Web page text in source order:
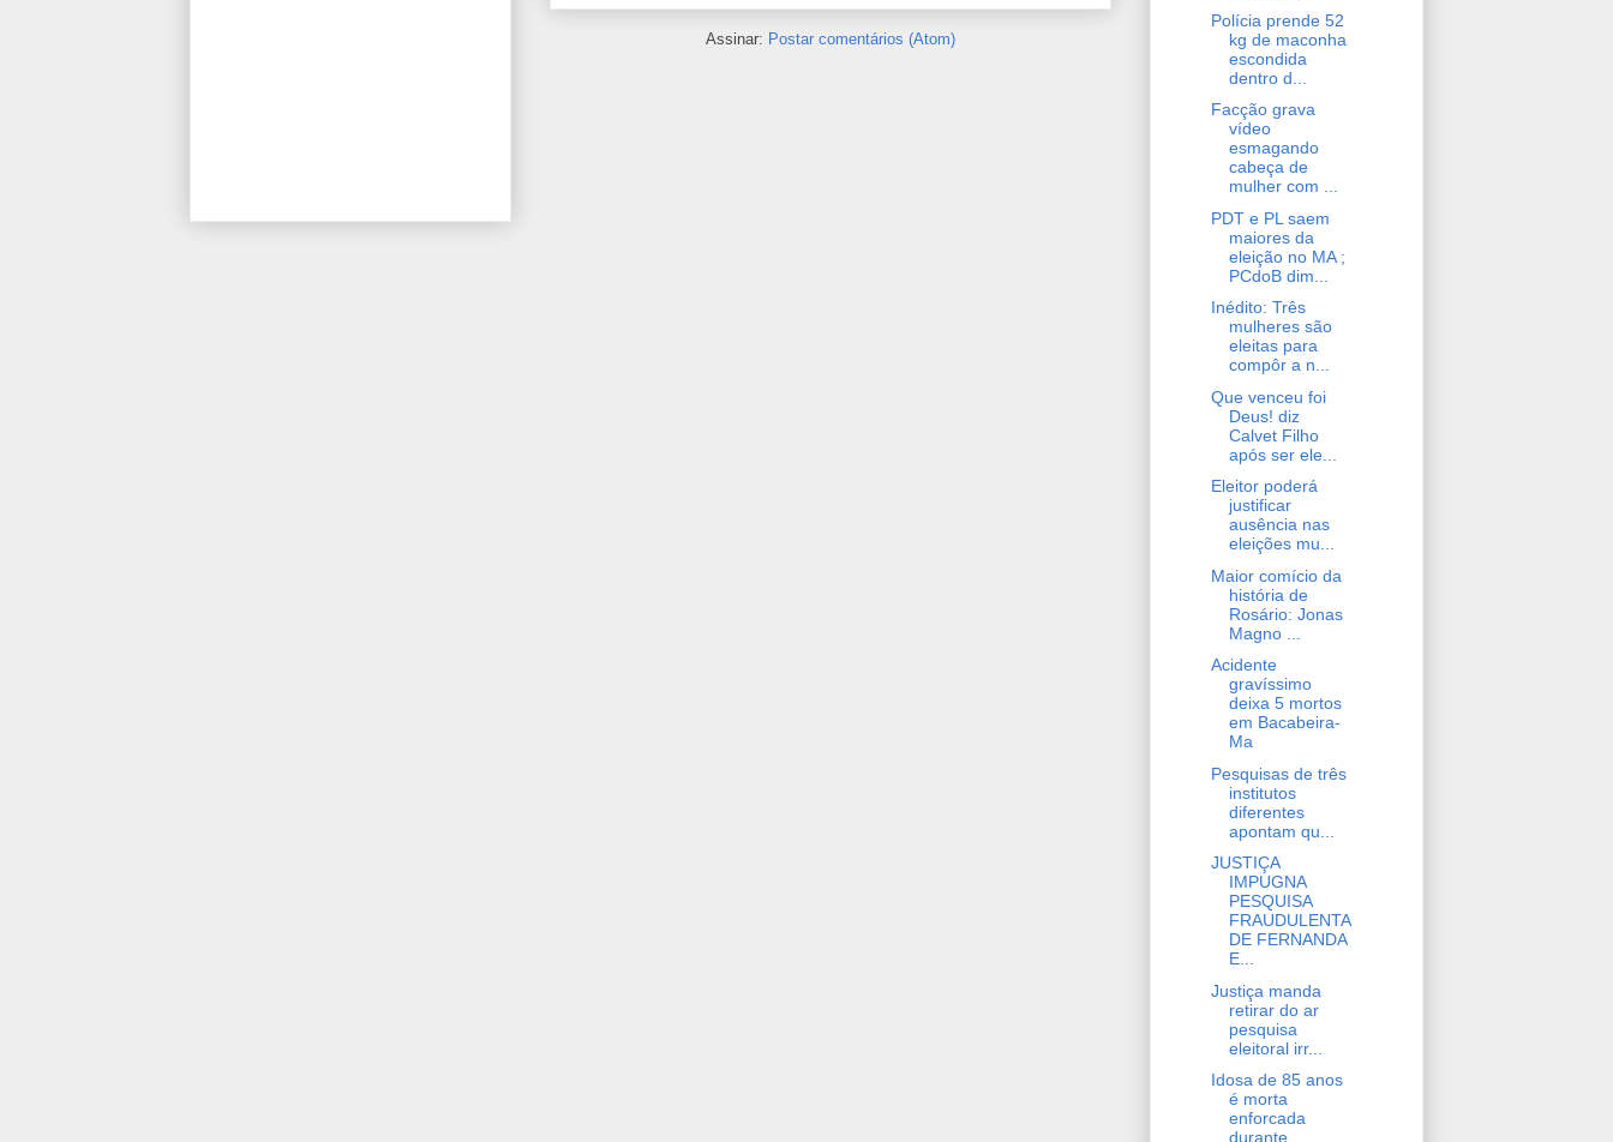
Assinar: Postar comentários (Atom)
Polícia prende 52
kg de maconha
escondida
dentro d...
Facção grava
vídeo
esmagando
cabeça de
mulher com ...
PDT e PL saem
maiores da
eleição no MA ;
PCdoB dim...
Inédito: Três
mulheres são
eleitas para
compôr a n...
Que venceu foi
Deus! diz
Calvet Filho
após ser ele...
Eleitor poderá
justificar
ausência nas
eleições mu...
Maior comício da
história de
Rosário: Jonas
Magno ...
Acidente
gravíssimo
deixa 5 mortos
em Bacabeira-
Ma
Pesquisas de três
institutos
diferentes
apontam qu...
JUSTIÇA
IMPUGNA
PESQUISA
FRAUDULENTA
DE FERNANDA
E...
Justiça manda
retirar do ar
pesquisa
eleitoral irr...
Idosa de 85 anos
é morta
enforcada
durante